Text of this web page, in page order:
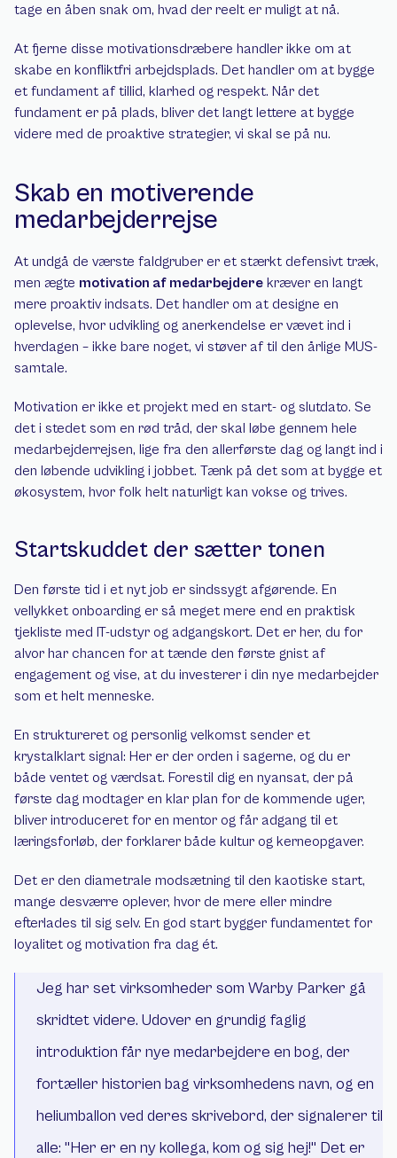
tage en åben snak om, hvad der reelt er muligt at nå.
At fjerne disse motivationsdræbere handler ikke om at
skabe en konfliktfri arbejdsplads. Det handler om at bygge
et fundament af tillid, klarhed og respekt. Når det
fundament er på plads, bliver det langt lettere at bygge
videre med de proaktive strategier, vi skal se på nu.
Skab en motiverende
medarbejderrejse
At undgå de værste faldgruber er et stærkt defensivt træk,
men ægte motivation af medarbejdere kræver en langt
mere proaktiv indsats. Det handler om at designe en
oplevelse, hvor udvikling og anerkendelse er vævet ind i
hverdagen – ikke bare noget, vi støver af til den årlige MUS-
samtale.
Motivation er ikke et projekt med en start- og slutdato. Se
det i stedet som en rød tråd, der skal løbe gennem hele
medarbejderrejsen, lige fra den allerførste dag og langt ind i
den løbende udvikling i jobbet. Tænk på det som at bygge et
økosystem, hvor folk helt naturligt kan vokse og trives.
Startskuddet der sætter tonen
Den første tid i et nyt job er sindssygt afgørende. En
vellykket onboarding er så meget mere end en praktisk
tjekliste med IT-udstyr og adgangskort. Det er her, du for
alvor har chancen for at tænde den første gnist af
engagement og vise, at du investerer i din nye medarbejder
som et helt menneske.
En struktureret og personlig velkomst sender et
krystalklart signal: Her er der orden i sagerne, og du er
både ventet og værdsat. Forestil dig en nyansat, der på
første dag modtager en klar plan for de kommende uger,
bliver introduceret for en mentor og får adgang til et
læringsforløb, der forklarer både kultur og kerneopgaver.
Det er den diametrale modsætning til den kaotiske start,
mange desværre oplever, hvor de mere eller mindre
efterlades til sig selv. En god start bygger fundamentet for
loyalitet og motivation fra dag ét.
Jeg har set virksomheder som Warby Parker gå
skridtet videre. Udover en grundig faglig
introduktion får nye medarbejdere en bog, der
fortæller historien bag virksomhedens navn, og en
heliumballon ved deres skrivebord, der signalerer til
alle: "Her er en ny kollega, kom og sig hej!" Det er